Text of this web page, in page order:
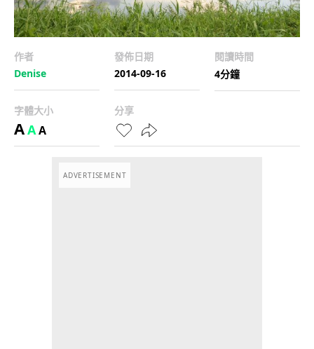
作者
Denise
發佈日期
2014-09-16
閱讀時間
4分鐘
字體大小
AAA
分享
ADVERTISEMENT